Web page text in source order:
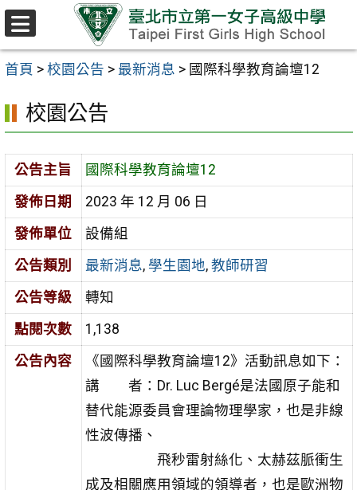
跳至主要內容區
首頁 > 校園公告 > 最新消息 > 國際科學教育論壇12
校園公告
公告主旨
國際科學教育論壇12
發佈日期
2023 年 12 月 06 日
發佈單位
設備組
公告類別
最新消息, 學生園地, 教師研習
公告等級
轉知
點閱次數
1,138
公告內容
《國際科學教育論壇12》活動訊息如下：
講 者：Dr. Luc Bergé是法國原子能和
替代能源委員會理論物理學家，也是非線
性波傳播、
飛秒雷射絲化、太赫茲脈衝生
成及相關應用領域的領導者，也是歐洲物
選
單